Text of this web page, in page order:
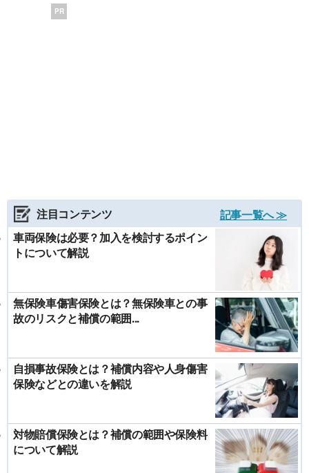
PR
注目コンテンツ
記事一覧へ ≫
車両保険は必要？加入を検討するポイン
トについて解説
無保険車傷害保険とは？無保険車との事
故のリスクと補償の範囲...
自損事故保険とは？補償内容や人身傷害
保険などとの違いを解説
対物賠償保険とは？補償の範囲や保険料
について解説